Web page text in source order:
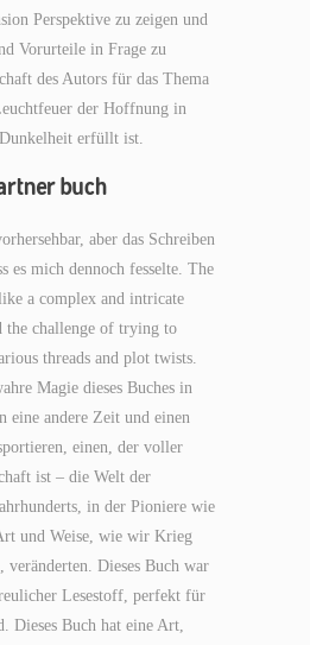
Perspektive zu zeigen und
Vorurteile in Frage zu
des Autors für das Thema
der Hoffnung in
erfüllt ist.
buch
aber das Schreiben
es mich dennoch fesselte. The
a complex and intricate
the challenge of trying to
threads and plot twists.
Magie dieses Buches in
eine andere Zeit und einen
einen, der voller
ist – die Welt der
in der Pioniere wie
und Weise, wie wir Krieg
veränderten. Dieses Buch war
Lesestoff, perfekt für
Dieses Buch hat eine Art,